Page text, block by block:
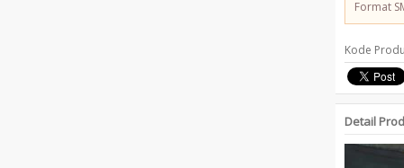
Format
Kode
Detail